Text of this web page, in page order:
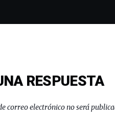
RESPUESTA
correo electrónico no será